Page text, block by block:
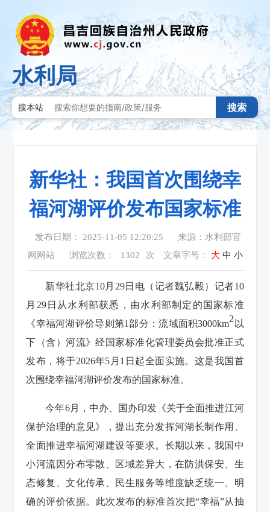
水利局
搜本站 搜索
新华社：我国首次围绕幸
福河湖评价发布国家标准
发布日期： 2025-11-05 12:20:25
来源：水利部官
网网站
浏览次数： 1302 次 文章字号： 大 中 小
新华社北京10月29日电（记者魏弘毅）记者10
月29日从水利部获悉，由水利部制定的国家标准
《幸福河湖评价导则第1部分：流域面积3000km2 以
下（含）河流》经国家标准化管理委员会批准正式
发布，将于2026年5月1日起全面实施。这是我国首
次围绕幸福河湖评价发布的国家标准。
今年6月，中办、国办印发《关于全面推进江河
保护治理的意见》，提出充分发挥河湖长制作用、
全面推进幸福河湖建设等要求。长期以来，我国中
小河流因分布零散、区域差异大，在防洪保安、生
态修复、文化传承、民生服务等维度缺乏统一、明
确的评价依据。此次发布的标准首次把“幸福”从抽